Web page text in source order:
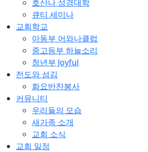
호산나 성경대학
큐티 세미나
교회학교
아동부 어와나클럽
중고등부 하늘소리
청년부 Joyful
전도와 섬김
화요반찬봉사
커뮤니티
우리들의 모습
새가족 소개
교회 소식
교회 일정